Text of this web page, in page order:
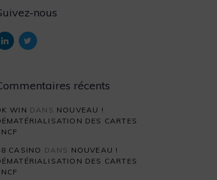
nous
récents
WIN DANS NOUVEAU !
DES CARTES
CASINO DANS NOUVEAU !
DES CARTES